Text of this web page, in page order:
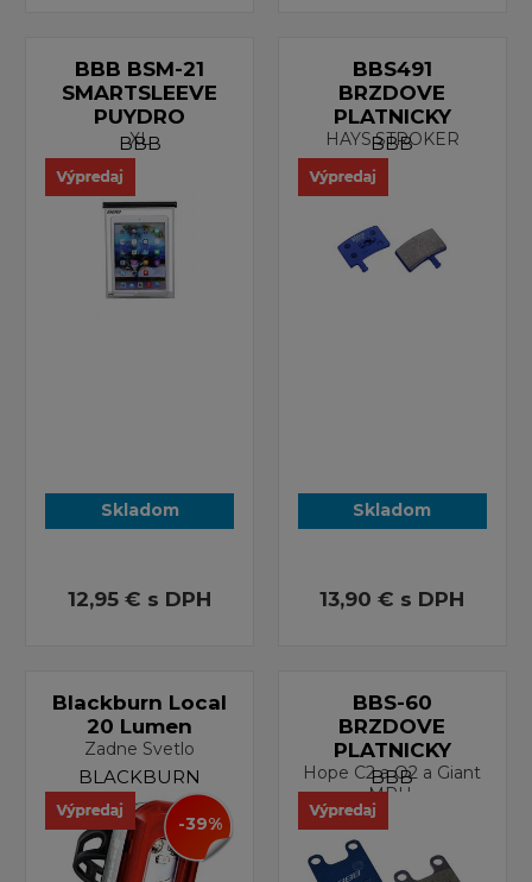
BBB BSM-21
SMARTSLEEVE
PUYDRO
XL
BBB
Skladom
12,95 € s DPH
BBS491
BRZDOVE
PLATNICKY
HAYS.STROKER
BBB
Skladom
13,90 € s DPH
Blackburn Local
20 Lumen
Zadne Svetlo
BLACKBURN
-39%
BBS-60
BRZDOVE
PLATNICKY
Hope C2 a O2 a Giant
MPH.
BBB